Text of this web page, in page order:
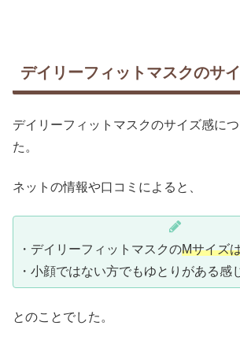
デイリーフィットマスクのサ
デイリーフィットマスクのサイズ感に
た。
ネットの情報や口コミによると、
・デイリーフィットマスクのMサイズ
・小顔ではない方でもゆとりがある感
とのことでした。